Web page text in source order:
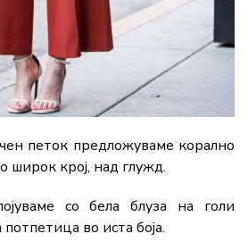
петок предложуваме корално
широк крој, над глужд.
со бела блуза на голи
во иста боја.